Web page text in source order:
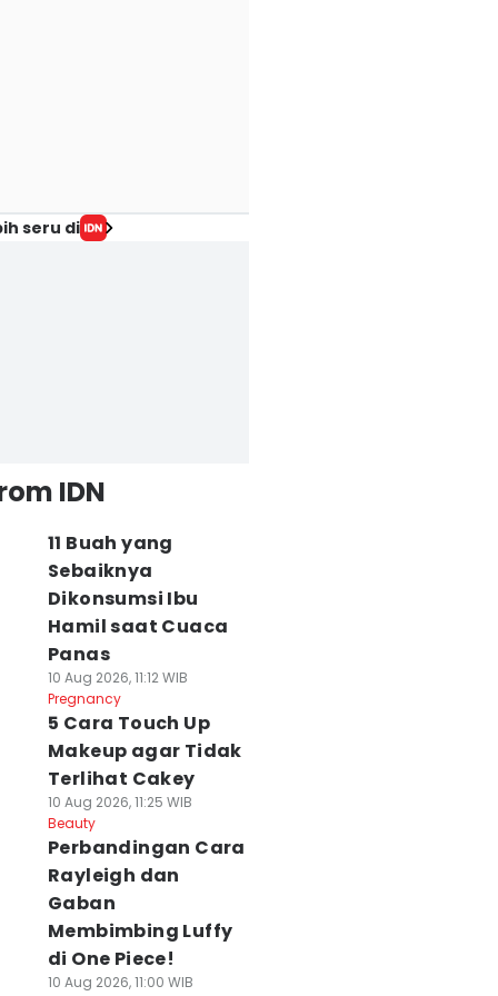
seru di
IDN
11 Buah yang
Sebaiknya
Dikonsumsi Ibu
Hamil saat Cuaca
Panas
10 Aug 2026, 11:12 WIB
Pregnancy
5 Cara Touch Up
Makeup agar Tidak
Terlihat Cakey
10 Aug 2026, 11:25 WIB
Beauty
Perbandingan Cara
Rayleigh dan
Gaban
Membimbing Luffy
di One Piece!
10 Aug 2026, 11:00 WIB